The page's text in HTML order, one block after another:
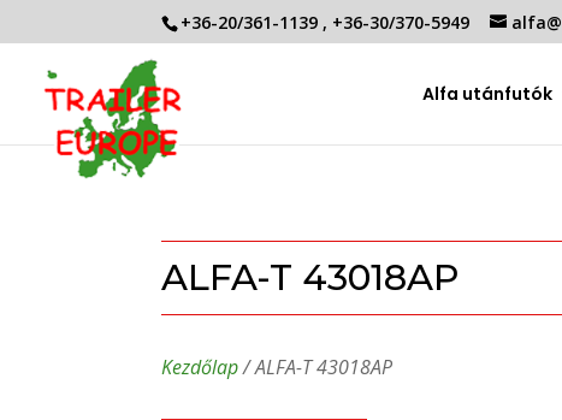
+36-20/361-1139 , +36-30/370-5949
Alfa utánfutók
ALFA-T 43018AP
Kezdőlap/ ALFA-T 43018AP